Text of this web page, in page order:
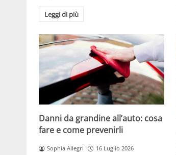
Leggi di più
Danni da grandine all’auto: cosa
fare e come prevenirli
Sophia Allegri 16 Luglio 2026